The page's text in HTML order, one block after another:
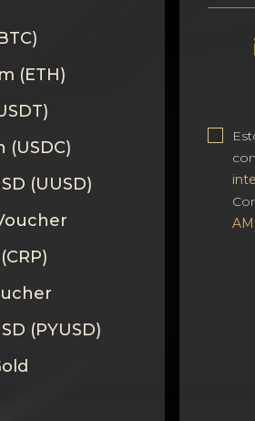
(ETH)
(USDC)
(UUSD)
(PYUSD)
con